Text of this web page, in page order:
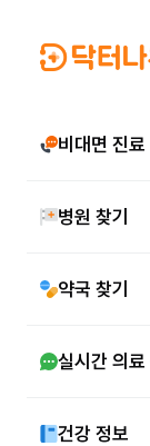
비대면 진료
병원 찾기
약국 찾기
실시간 의료
건강 정보